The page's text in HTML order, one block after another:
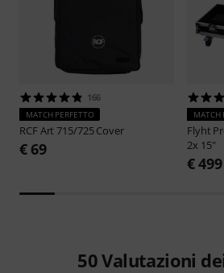
166
MATCH PERFETTO
RCFArt 715/725 Cover
€ 69
MATCH
Flyht
2x 15"
€ 499
50Valutazioni